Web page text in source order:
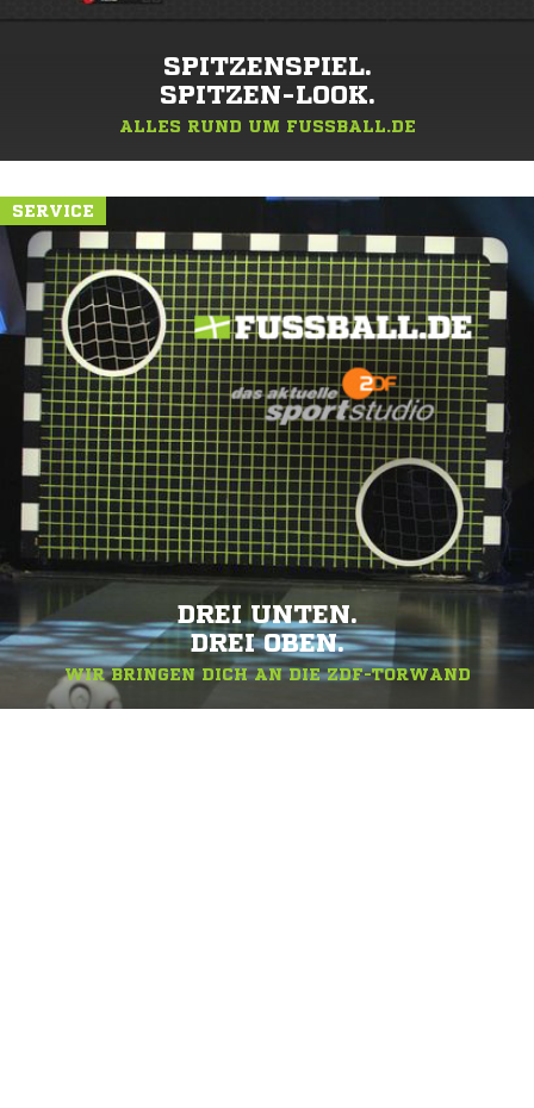
SPITZENSPIEL.
SPITZEN-LOOK.
ALLES RUND UM FUSSBALL.DE
SERVICE
DREI UNTEN.
DREI OBEN.
WIR BRINGEN DICH AN DIE ZDF-TORWAND